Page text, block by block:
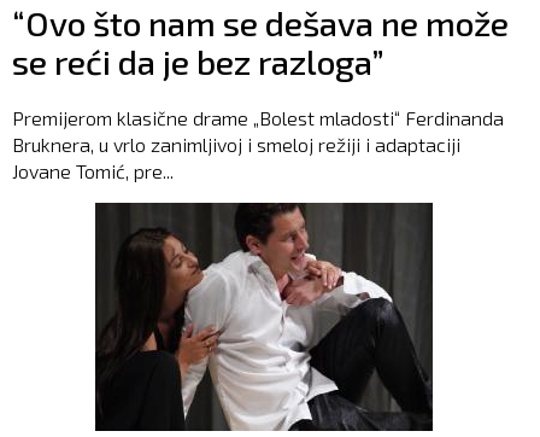
“Ovo što nam se dešava ne može
se reći da je bez razloga”
Premijerom klasične drame „Bolest mladosti“ Ferdinanda
Bruknera, u vrlo zanimljivoj i smeloj režiji i adaptaciji
Jovane Tomić, pre...